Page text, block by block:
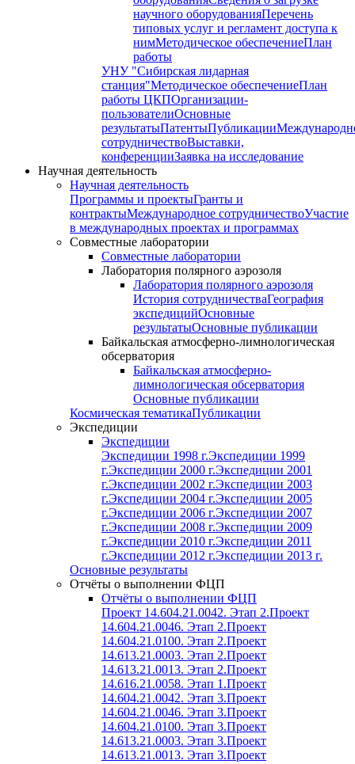
научного оборудованияПеречень
типовых услуг и регламент доступа к
нимМетодическое обеспечениеПлан
работы
УНУ "Сибирская лидарная
станция"Методическое обеспечениеПлан
работы ЦКПОрганизации-
пользователиОсновные
результатыПатентыПубликации
сотрудничествоВыставки,
конференцииЗаявка на исследование
Научная деятельность
Научная деятельность
Программы и проектыГранты и
контрактыМеждународное сотрудничествоУчастие
в международных проектах и программах
Совместные лаборатории
Совместные лаборатории
Лаборатория полярного аэрозоля
Лаборатория полярного аэрозоля
История сотрудничестваГеография
экспедицийОсновные
результатыОсновные публикации
Байкальская атмосферно-лимнологическая
обсерватория
Байкальская атмосферно-
лимнологическая обсерватория
Основные публикации
Космическая тематикаПубликации
Экспедиции
Экспедиции
Экспедиции 1998 г.Экспедиции 1999
г.Экспедиции 2000 г.Экспедиции 2001
г.Экспедиции 2002 г.Экспедиции 2003
г.Экспедиции 2004 г.Экспедиции 2005
г.Экспедиции 2006 г.Экспедиции 2007
г.Экспедиции 2008 г.Экспедиции 2009
г.Экспедиции 2010 г.Экспедиции 2011
г.Экспедиции 2012 г.Экспедиции 2013 г.
Основные результаты
Отчёты о выполнении ФЦП
Отчёты о выполнении ФЦП
Проект 14.604.21.0042. Этап 2.Проект
14.604.21.0046. Этап 2.Проект
14.604.21.0100. Этап 2.Проект
14.613.21.0003. Этап 2.Проект
14.613.21.0013. Этап 2.Проект
14.616.21.0058. Этап 1.Проект
14.604.21.0042. Этап 3.Проект
14.604.21.0046. Этап 3.Проект
14.604.21.0100. Этап 3.Проект
14.613.21.0003. Этап 3.Проект
14.613.21.0013. Этап 3.Проект